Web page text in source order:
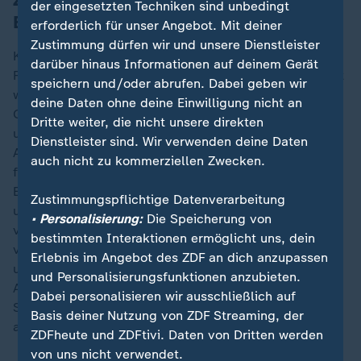
Backzeit)
Kartoffeln in Öl gut glasig angehen lassen.
Frühlingszwiebel und Knoblauch zugeben, kurz dezent
weitergaren, alles in eine Schüssel geben. Muscheln,
Garnelen, Oliven, Wakame, Tomaten sowie Petersilie
und Dill zugeben, vermengen und in eine
Auflauf-/Tarteform oder ausgefettete Springform
füllen.
Eier gut verschlagen, Milch hinzufügen, mit Meersalz
und Pfeffer abschmecken und würzen. Alles gut
verrührt über unsere maritime Mischung geben und im
vorgeheizten Backofen bei etwa 165 Grad aufgehen
und circa 45 Minuten stocken lassen.
Auf Wunsch vor dem Servieren mit Streifen von
Serrano- oder Ibericoschinken verfeinern und mit Chili
ausgarnieren.
der eingesetzten Techniken sind unbedingt
erforderlich für unser Angebot. Mit deiner
Zustimmung dürfen wir und unsere Dienstleister
darüber hinaus Informationen auf deinem Gerät
speichern und/oder abrufen. Dabei geben wir
deine Daten ohne deine Einwilligung nicht an
Dritte weiter, die nicht unsere direkten
Dienstleister sind. Wir verwenden deine Daten
auch nicht zu kommerziellen Zwecken.
Zustimmungspflichtige Datenverarbeitung
• Personalisierung:Die Speicherung von
bestimmten Interaktionen ermöglicht uns, dein
Erlebnis im Angebot des ZDF an dich anzupassen
und Personalisierungsfunktionen anzubieten.
Dabei personalisieren wir ausschließlich auf
Basis deiner Nutzung von ZDF Streaming, der
ZDFheute und ZDFtivi. Daten von Dritten werden
von uns nicht verwendet.